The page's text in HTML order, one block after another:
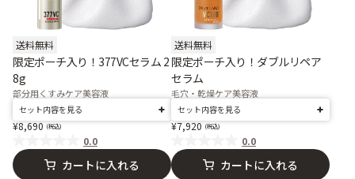
送料無料
限定ポーチ入り！377VCセラム 2
8g
部分用くすみケア美容液
セット内容を見る
8,690
0.0
カートに入れる
送料無料
限定ポーチ入り！ダブルリペア
セラム
毛穴・乾燥ケア美容液
セット内容を見る
7,920
0.0
カートに入れる